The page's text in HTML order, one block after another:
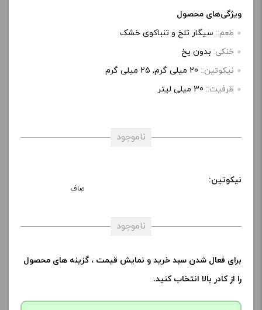
ویژگی‌های محصول
طعم:: سیگار تلخ و تنباکوی خشک
خنکی: بدون یخ
نیکوتین:: 20 میلی گرم, 25 میلی گرم
ظرفیت:: 30 میلی‌ لیتر
ناموجود
نیکوتین:
صاف
ناموجود
برای فعال شدن سبد خرید و نمایش قیمت ، گزینه های محصول
را از کادر بالا انتخاب کنید.